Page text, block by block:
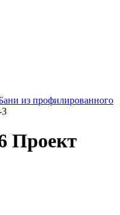
из профилированного
3
Проект